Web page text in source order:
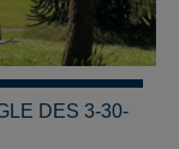
DES 3-30-